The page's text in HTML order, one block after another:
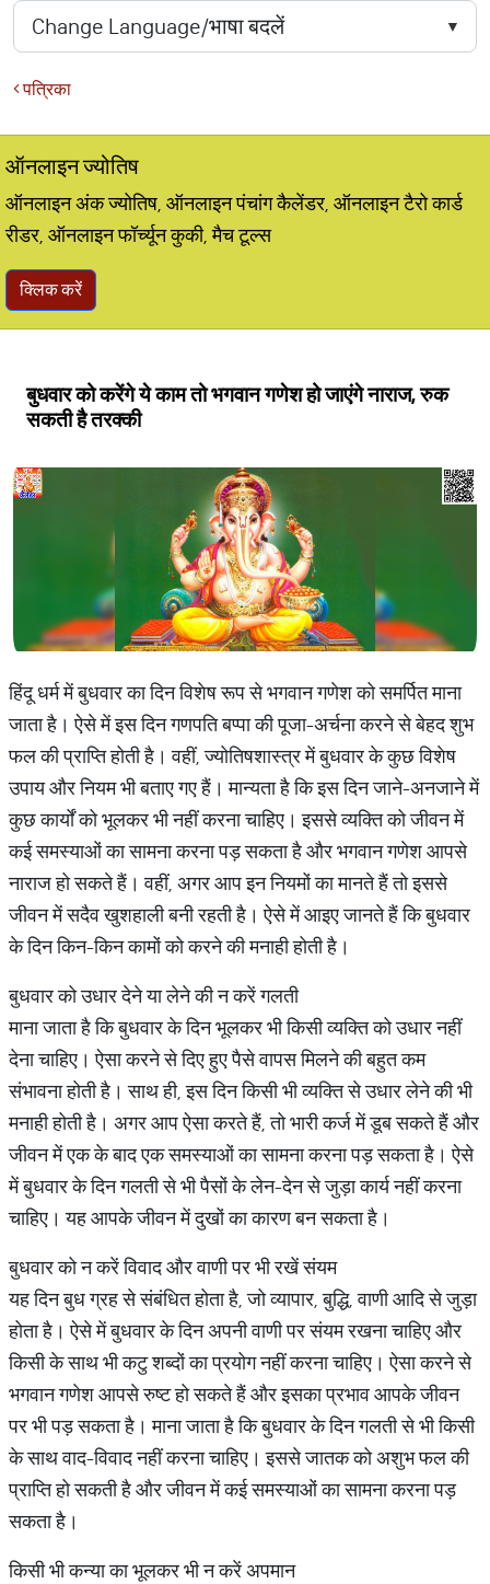
पत्रिका
ऑनलाइन ज्योतिष
ऑनलाइन अंक ज्योतिष, ऑनलाइन पंचांग कैलेंडर, ऑनलाइन टैरो कार्ड
रीडर, ऑनलाइन फॉर्च्यून कुकी, मैच टूल्स
क्लिक करें
बुधवार को करेंगे ये काम तो भगवान गणेश हो जाएंगे नाराज, रुक
सकती है तरक्की
हिंदू धर्म में बुधवार का दिन विशेष रूप से भगवान गणेश को समर्पित माना
जाता है। ऐसे में इस दिन गणपति बप्पा की पूजा-अर्चना करने से बेहद शुभ
फल की प्राप्ति होती है। वहीं, ज्योतिषशास्त्र में बुधवार के कुछ विशेष
उपाय और नियम भी बताए गए हैं। मान्यता है कि इस दिन जाने-अनजाने में
कुछ कार्यों को भूलकर भी नहीं करना चाहिए। इससे व्यक्ति को जीवन में
कई समस्याओं का सामना करना पड़ सकता है और भगवान गणेश आपसे
नाराज हो सकते हैं। वहीं, अगर आप इन नियमों का मानते हैं तो इससे
जीवन में सदैव खुशहाली बनी रहती है। ऐसे में आइए जानते हैं कि बुधवार
के दिन किन-किन कामों को करने की मनाही होती है।
बुधवार को उधार देने या लेने की न करें गलती
माना जाता है कि बुधवार के दिन भूलकर भी किसी व्यक्ति को उधार नहीं
देना चाहिए। ऐसा करने से दिए हुए पैसे वापस मिलने की बहुत कम
संभावना होती है। साथ ही, इस दिन किसी भी व्यक्ति से उधार लेने की भी
मनाही होती है। अगर आप ऐसा करते हैं, तो भारी कर्ज में डूब सकते हैं और
जीवन में एक के बाद एक समस्याओं का सामना करना पड़ सकता है। ऐसे
में बुधवार के दिन गलती से भी पैसों के लेन-देन से जुड़ा कार्य नहीं करना
चाहिए। यह आपके जीवन में दुखों का कारण बन सकता है।
बुधवार को न करें विवाद और वाणी पर भी रखें संयम
यह दिन बुध ग्रह से संबंधित होता है, जो व्यापार, बुद्धि, वाणी आदि से जुड़ा
होता है। ऐसे में बुधवार के दिन अपनी वाणी पर संयम रखना चाहिए और
किसी के साथ भी कटु शब्दों का प्रयोग नहीं करना चाहिए। ऐसा करने से
भगवान गणेश आपसे रुष्ट हो सकते हैं और इसका प्रभाव आपके जीवन
पर भी पड़ सकता है। माना जाता है कि बुधवार के दिन गलती से भी किसी
के साथ वाद-विवाद नहीं करना चाहिए। इससे जातक को अशुभ फल की
प्राप्ति हो सकती है और जीवन में कई समस्याओं का सामना करना पड़
सकता है।
किसी भी कन्या का भूलकर भी न करें अपमान